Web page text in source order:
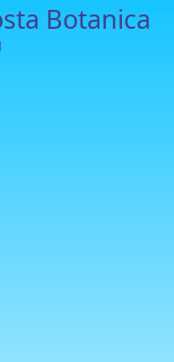
Botanica